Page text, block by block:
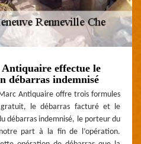
effectue le
débarras indemnisé
Antiquaire offre trois formules
le débarras facturé et le
débarras indemnisé, le porteur du
part à la fin de l’opération.